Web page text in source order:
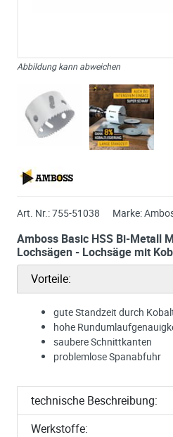
Abbildung kann abweichen
Art. Nr.:755-51038 Marke:
Amboss Basic HSS Bi-Metall
Lochsägen - Lochsäge mit
Vorteile:
gute Standzeit durch
hohe
saubere Schnittkanten
problemlose Spanabfuhr
technische Beschreibung:
Werkstoffe: